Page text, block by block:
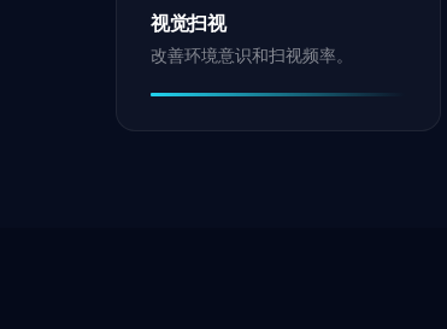
视觉扫视
改善环境意识和扫视频率。